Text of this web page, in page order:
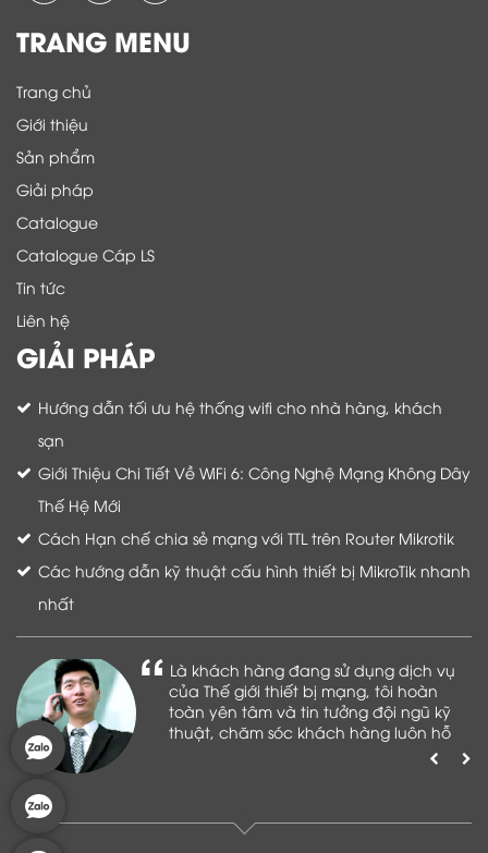
TRANG MENU
Trang chủ
Giới thiệu
Sản phẩm
Giải pháp
Catalogue
Catalogue Cáp LS
Tin tức
Liên hệ
GIẢI PHÁP
Hướng dẫn tối ưu hệ thống wifi cho nhà hàng, khách
sạn
Giới Thiệu Chi Tiết Về WiFi 6: Công Nghệ Mạng Không Dây
Thế Hệ Mới
Cách Hạn chế chia sẻ mạng với TTL trên Router Mikrotik
Các hướng dẫn kỹ thuật cấu hình thiết bị MikroTik nhanh
nhất
Là khách hàng đang sử dụng dịch vụ
của Thế giới thiết bị mạng, tôi hoàn
toàn yên tâm và tin tưởng đội ngũ kỹ
thuật, chăm sóc khách hàng luôn hỗ